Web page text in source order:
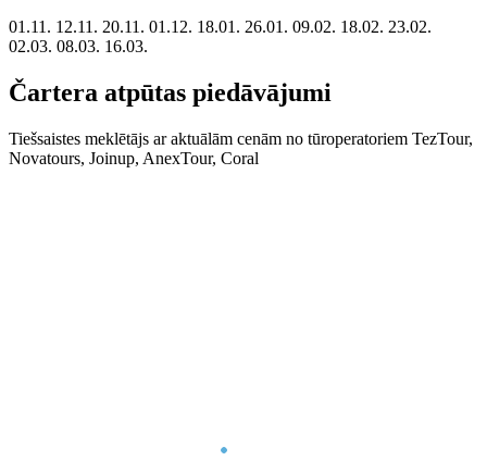
01.11. 12.11. 20.11. 01.12. 18.01. 26.01. 09.02. 18.02. 23.02.
02.03. 08.03. 16.03.
Čartera atpūtas piedāvājumi
Tiešsaistes meklētājs ar aktuālām cenām no tūroperatoriem TezTour,
Novatours, Joinup, AnexTour, Coral